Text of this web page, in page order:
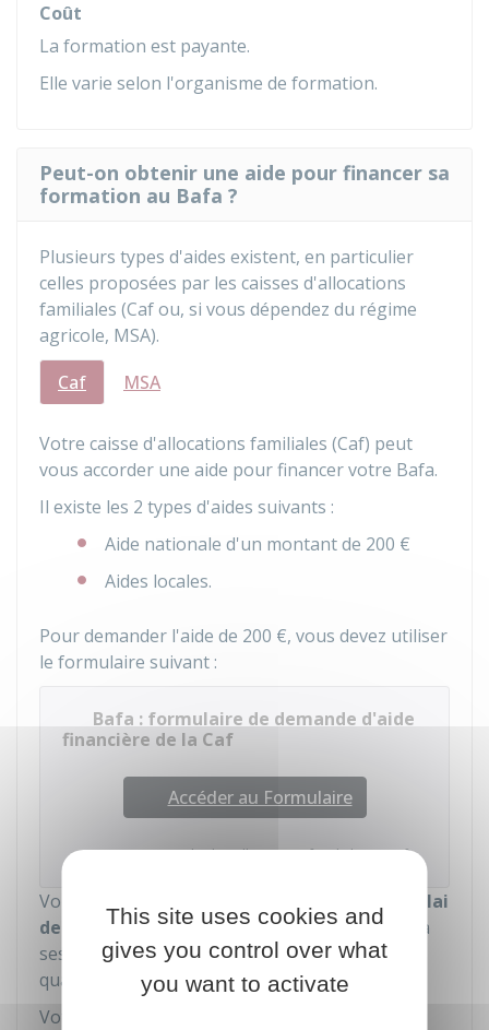
Coût
La formation est payante.
Elle varie selon l'organisme de formation.
Peut-on obtenir une aide pour financer sa
formation au Bafa ?
Plusieurs types d'aides existent, en particulier
celles proposées par les caisses d'allocations
familiales (Caf ou, si vous dépendez du régime
agricole, MSA).
Caf
MSA
Votre caisse d'allocations familiales (Caf) peut
vous accorder une aide pour financer votre Bafa.
Il existe les 2 types d'aides suivants :
Aide nationale d'un montant de 200 €
Aides locales.
Pour demander l'aide de 200 €, vous devez utiliser
le formulaire suivant :
Bafa : formulaire de demande d'aide
financière de la Caf
Accéder au Formulaire
Caisse nationale des allocations familiales (Cnaf)
Vous devez envoyer votre demande dans un
délai
de 3 moismaximum après votre inscription à la
session d'approfondissement (ou de
qualification).
Votre Caf locale peut vous accorder une aide
This site uses cookies and
gives you control over what
you want to activate